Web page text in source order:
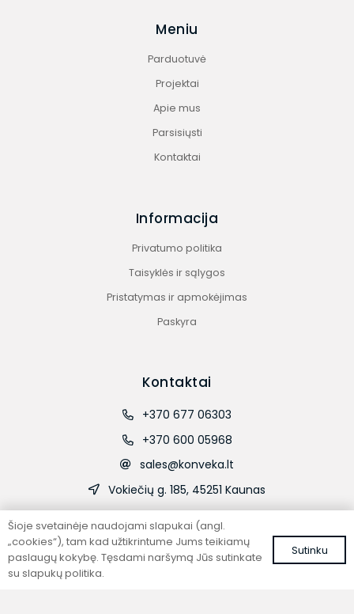
Meniu
Parduotuvė
Projektai
Apie mus
Parsisiųsti
Kontaktai
Informacija
Privatumo politika
Taisyklės ir sąlygos
Pristatymas ir apmokėjimas
Paskyra
Kontaktai
+370 677 06303
+370 600 05968
sales@konveka.lt
Vokiečių g. 185, 45251 Kaunas
Šioje svetainėje naudojami slapukai (angl.
„cookies“), tam kad užtikrintume Jums teikiamų
paslaugų kokybę. Tęsdami naršymą Jūs sutinkate
su slapukų politika.
Sutinku